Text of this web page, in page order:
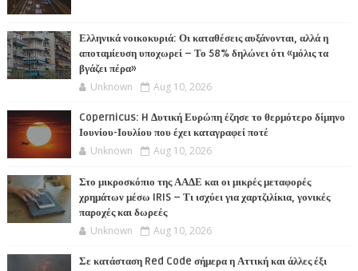
Ελληνικά νοικοκυριά: Οι καταθέσεις αυξάνονται, αλλά η
αποταμίευση υποχωρεί – Το 58% δηλώνει ότι «μόλις τα
βγάζει πέρα»
Unknown Aug 10, 2026
Copernicus: H Δυτική Ευρώπη έζησε το θερμότερο δίμηνο
Ιουνίου-Ιουλίου που έχει καταγραφεί ποτέ
Unknown Aug 10, 2026
Στο μικροσκόπιο της ΑΑΔΕ και οι μικρές μεταφορές
χρημάτων μέσω IRIS – Τι ισχύει για χαρτζιλίκια, γονικές
παροχές και δωρεές
Unknown Aug 10, 2026
Σε κατάσταση Red Code σήμερα η Αττική και άλλες έξι